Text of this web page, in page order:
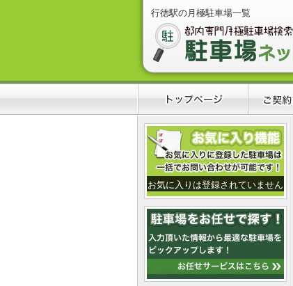
行徳駅の月極駐車場一覧
お気に入りは登録されていません